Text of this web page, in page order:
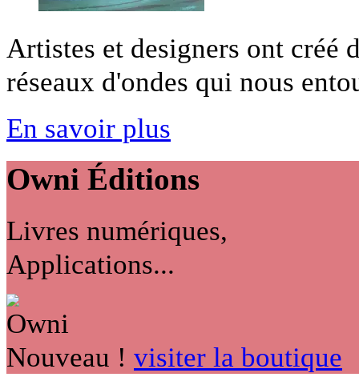
Artistes et designers ont créé
réseaux d'ondes qui nous
En savoir plus
Owni Éditions
Livres numériques,
Applications...
Nouveau ! visiter la boutique